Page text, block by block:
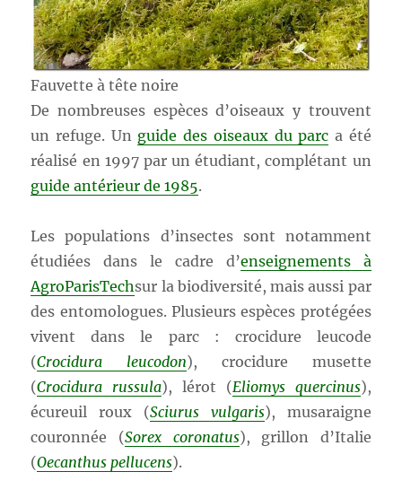
Fauvette à tête noire
De nombreuses espèces d’oiseaux y trouvent
un refuge. Un guide des oiseaux du parc a été
réalisé en 1997 par un étudiant, complétant un
guide antérieur de 1985.
Les populations d’insectes sont notamment
étudiées dans le cadre d’enseignements à
AgroParisTechsur la biodiversité, mais aussi par
des entomologues. Plusieurs espèces protégées
vivent dans le parc : crocidure leucode
(Crocidura leucodon), crocidure musette
(Crocidura russula), lérot (Eliomys quercinus),
écureuil roux (Sciurus vulgaris), musaraigne
couronnée (Sorex coronatus), grillon d’Italie
(Oecanthus pellucens).